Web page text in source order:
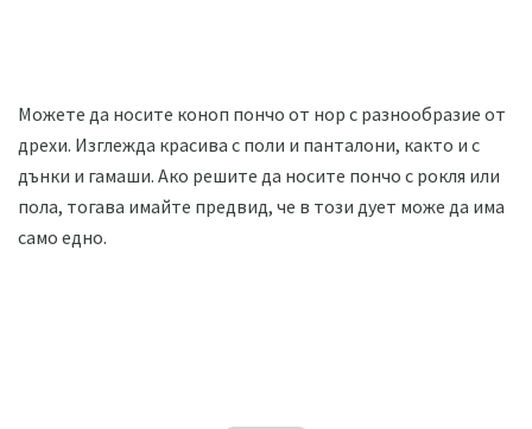
Можете да носите коноп пончо от нор с разнообразие от
дрехи. Изглежда красива с поли и панталони, както и с
дънки и гамаши. Ако решите да носите пончо с рокля или
пола, тогава имайте предвид, че в този дует може да има
само едно.